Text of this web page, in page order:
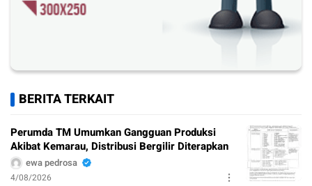
BERITA TERKAIT
Perumda TM Umumkan Gangguan Produksi
Akibat Kemarau, Distribusi Bergilir Diterapkan
ewa pedrosa
4/08/2026